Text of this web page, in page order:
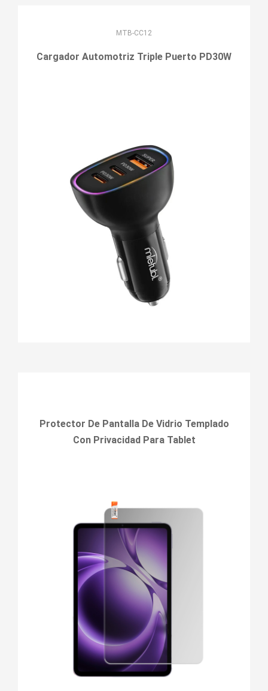
MTB-CC12
Cargador Automotriz Triple Puerto PD30W
Protector De Pantalla De Vidrio Templado
Con Privacidad Para Tablet